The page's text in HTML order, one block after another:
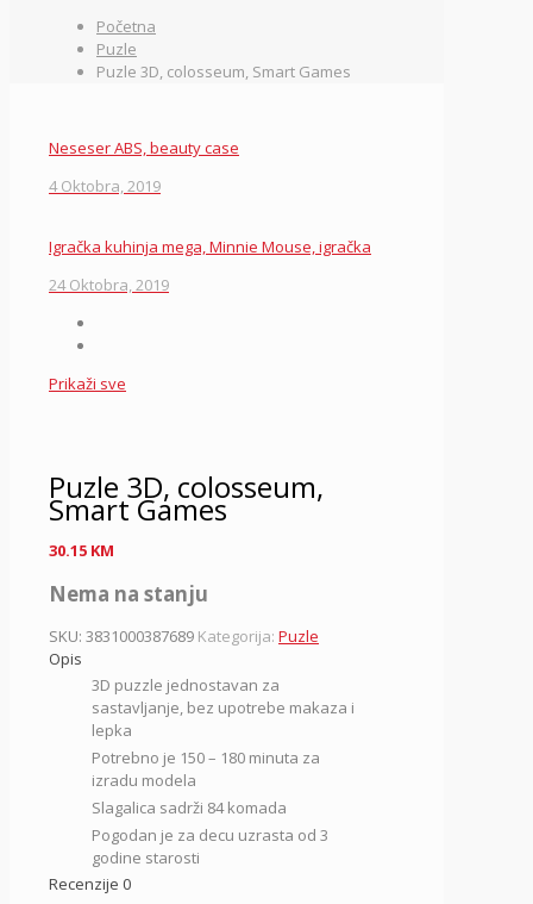
Početna
Puzle
Puzle 3D, colosseum, Smart Games
Neseser ABS, beauty case
4 Oktobra, 2019
Igračka kuhinja mega, Minnie Mouse, igračka
24 Oktobra, 2019
Prikaži sve
Puzle 3D, colosseum,
Smart Games
30.15 KM
Nema na stanju
SKU: 3831000387689 Kategorija: Puzle
Opis
3D puzzle jednostavan za
sastavljanje, bez upotrebe makaza i
lepka
Potrebno je 150 – 180 minuta za
izradu modela
Slagalica sadrži 84 komada
Pogodan je za decu uzrasta od 3
godine starosti
Recenzije 0